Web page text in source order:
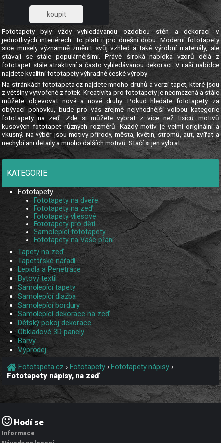
1 032,23
Fototapety byly vždy vyhledávanou ozdobou stěn a dekorací v
jednotlivých interiérech. To platí i pro dnešní dobu. Moderní fototapety
sice musely významně změnit svůj vzhled a také výrobní materiály, ale
stávají se stále populárnějšími. Právě široká nabídka vzorů dělá z
fototapet stále atraktivní a často vyhledávanou dekoraci. V naší nabídce
najdete kvalitní fototapety výhradně české výroby.
Na stránkách fototapeta.cz najdete mnoho druhů a verzí tapet, které jsou
z většiny vytvořené z fotek. Kreativita pro fototapety je neomezená a stále
můžete objevovat nové a nové druhy. Pokud hledáte fototapety za
obývací pohovku, bude pro vás zřejmě nejvhodnější volbou kategorie
fototapety na zeď. Zde si můžete vybrat z více než tisíců motivů
kusových fototapet různých rozměrů. Každý motiv je velmi originální a
vkusný. Na výběr jsou motivy přírody, města, květin, stromů, aut, zvířat a
nechybí ani detaily a mnoho dalších motivů. Stačí si jen vybrat.
KATEGORIE
Fototapety
Fototapety na dveře
Fototapety na zeď
Fototapety vliesové
Fototapety pro děti
Samolepící fototapety
Fototapety na Vaše přání
Tapety na zeď
Tapetářské nářadí
Lepidla a Penetrace
Bytový textil
Samolepící tapety
Samolepící dlažba
Samolepící bordury
Samolepící dekorace na zeď
Dětský pokoj dekorace
Obkladové 3D panely
Barvy
Výprodej
Fototapeta.cz › Fototapety › Fototapety nápisy ›
Fototapety nápisy, na zeď
Hodí se
Informace